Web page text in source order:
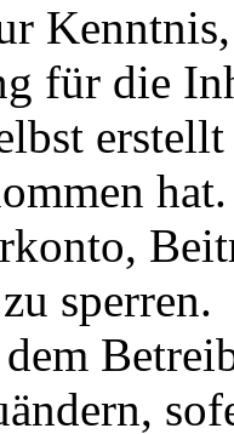
für die
sperren.